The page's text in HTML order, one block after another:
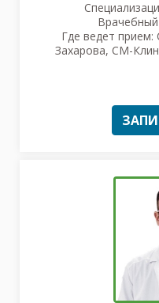
Где ведет
Захарова, СМ-